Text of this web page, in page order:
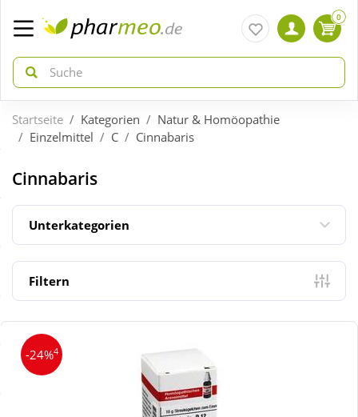
zurück
ÜBERSICHT AKTIONEN
Aktuelle Coupons
Neuheiten
Sale
zurück
ÜBERSICHT KATEGORIEN
Arzneimittel
Diabetes
Körperpflege & Kosmetik
0
Startseite Kategorien
Natur & Homöopathie
Einzelmittel
C Cinnabaris
Cinnabaris
Unterkategorien
Filtern
-24%4